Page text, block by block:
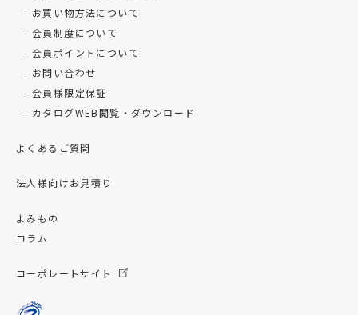
お買い物方法について
会員制度について
会員ポイントについて
お問い合わせ
会員様限定保証
カタログWEB閲覧・ダウンロード
よくあるご質問
法人様向けお見積り
よみもの
コラム
コーポレートサイト